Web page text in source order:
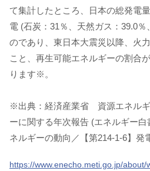
て集計したところ、日本の総発電
電 (石炭：31％、天然ガス：39.0
のであり、東日本大震災以降、火
こと、再生可能エネルギーの割合
ります※。
※出典：経済産業省 資源エネル
ーに関する年次報告 (エネルギー
ネルギーの動向／【第214-1-6】発
https://www.enecho.meti.go.jp/